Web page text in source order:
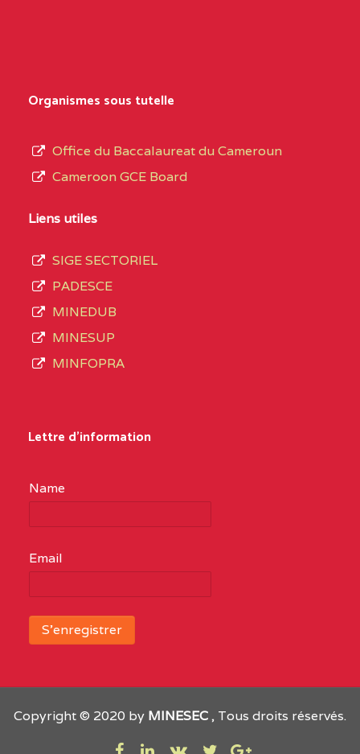
Organismes sous tutelle
Office du Baccalaureat du Cameroun
Cameroon GCE Board
Liens utiles
SIGE SECTORIEL
PADESCE
MINEDUB
MINESUP
MINFOPRA
Lettre d'information
Name
Email
Copyright © 2020 by MINESEC, Tous droits réservés.